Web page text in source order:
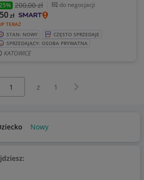
200,00 zł do negocjacji
TERAZ
zł
STAN: NOWY
CZĘSTO SPRZEDAJE
SPRZEDAJĄCY: OSOBA PRYWATNA
KATOWICE
z 1 Następna strona
Nowy